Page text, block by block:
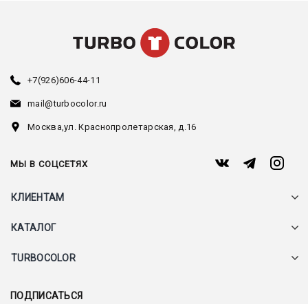
+7(926)606-44-11
mail@turbocolor.ru
Москва,ул. Краснопролетарская, д.16
МЫ В СОЦСЕТЯХ
КЛИЕНТАМ
КАТАЛОГ
TURBOCOLOR
ПОДПИСАТЬСЯ